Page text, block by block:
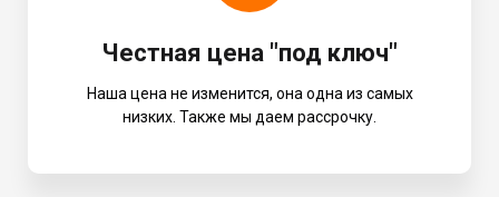
Честная цена "под ключ"
Наша цена не изменится, она одна из самых
низких. Также мы даем рассрочку.